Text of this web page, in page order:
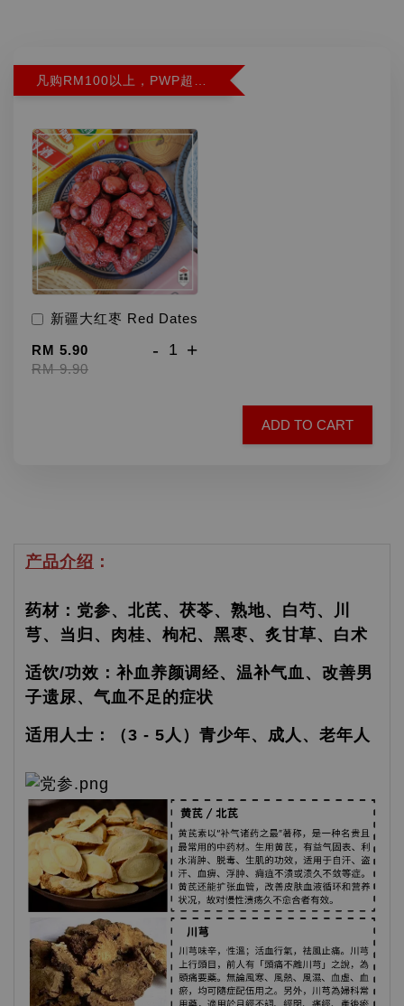
新疆大红枣 Red Dates
RM 5.90
RM 9.90
- +
ADD TO CART
产品介绍 ：
药材：党参、北芪、茯苓、熟地、白芍、川
芎、当归、肉桂、枸杞、黑枣、炙甘草、白术
适饮/功效：补血养颜调经、温补气血、改善男
子遗尿、气血不足的症状
适用人士：（3 - 5人）青少年、成人、老年人